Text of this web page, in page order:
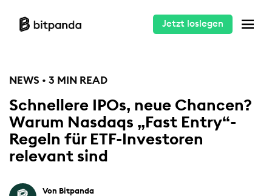
Jetzt loslegen
NEWS • 3 MIN READ
Schnellere IPOs, neue Chancen?
Warum Nasdaqs „Fast Entry“-
Regeln für ETF-Investoren
relevant sind
Von Bitpanda